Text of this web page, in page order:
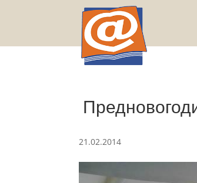
21.02.2014